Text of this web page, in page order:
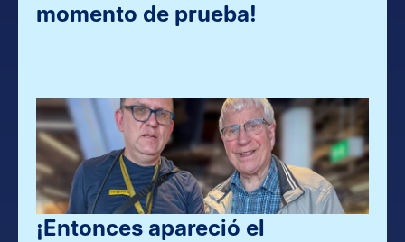
momento de prueba!
¡Entonces apareció el